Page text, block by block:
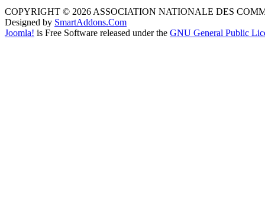
COPYRIGHT © 2026 ASSOCIATION NATIONALE DES
Designed by SmartAddons.Com
Joomla! is Free Software released under the GNU General Public